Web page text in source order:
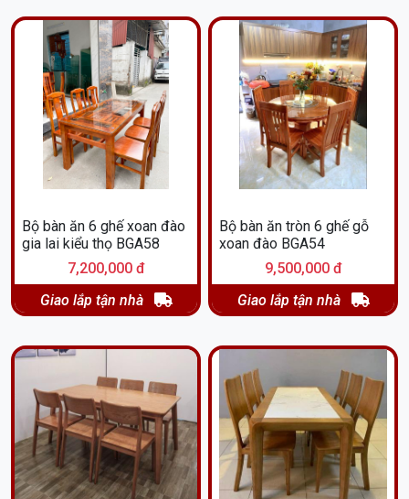
Bộ bàn ăn 6 ghế xoan đào
gia lai kiểu thọ BGA58
7,200,000 đ
Giao lắp tận nhà
Bộ bàn ăn tròn 6 ghế gỗ
xoan đào BGA54
9,500,000 đ
Giao lắp tận nhà